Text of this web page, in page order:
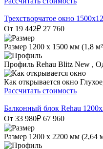
Трехстворчатое окно
От 19 442₽ 27 760
Размер 1200 х 1500 мм (1,8
Профиль Rehau Blitz New ,
Как открывается окно
Рассчитать стоимость
Балконный блок Rehau
От 33 980₽ 67 960
Размер 1200 х 2200 мм (2,64